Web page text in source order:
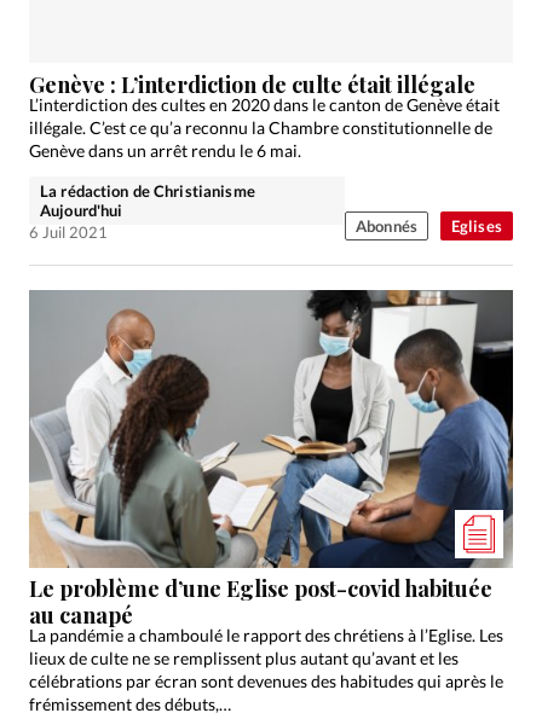
Eglises
Genève : L’interdiction de culte était illégale
L’interdiction des cultes en 2020 dans le canton de Genève était
illégale. C’est ce qu’a reconnu la Chambre constitutionnelle de
Genève dans un arrêt rendu le 6 mai.
La rédaction de Christianisme
Aujourd'hui
6 Juil 2021
Abonnés
Le problème d’une Eglise post-covid habituée
au canapé
La pandémie a chamboulé le rapport des chrétiens à l’Eglise. Les
lieux de culte ne se remplissent plus autant qu’avant et les
célébrations par écran sont devenues des habitudes qui après le
frémissement des débuts,…